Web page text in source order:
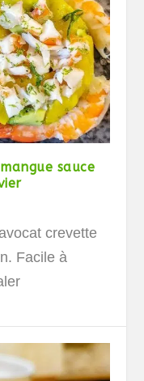
sauce
crevette
Facile à